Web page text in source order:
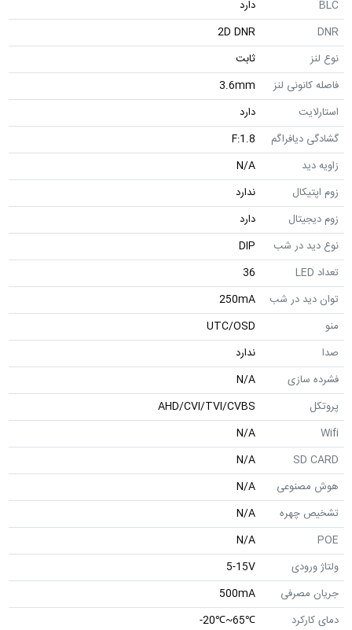
BLC
دارد
DNR
2D DNR
نوع لنز
ثابت
فاصله کانونی لنز
3.6mm
استارلایت
دارد
گشادگی دیافراگم
F:1.8
زاویه دید
N/A
زوم اپتیکال
ندارد
زوم دیجیتال
دارد
نوع دید در شب
DIP
تعداد LED
36
توان دید در شب
250mA
منو
UTC/OSD
صدا
ندارد
فشرده سازی
N/A
پروتکل
AHD/CVI/TVI/CVBS
Wifi
N/A
SD CARD
N/A
هوش مصنوعی
N/A
تشخیص چهره
N/A
POE
N/A
ولتاژ ورودی
5-15V
جریان مصرفی
500mA
دمای کارکرد
℃65~℃20-